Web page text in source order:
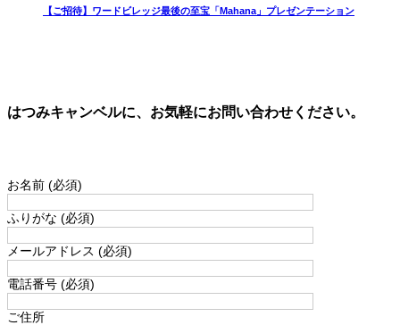
【ご招待】ワードビレッジ最後の至宝「Mahana」プレゼンテーション
はつみキャンベルに、お気軽にお問い合わせください。
お名前 (必須)
ふりがな (必須)
メールアドレス (必須)
電話番号 (必須)
ご住所